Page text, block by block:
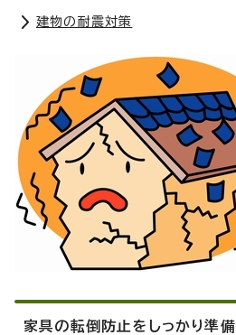
建物の耐震対策
家具の転倒防止をしっかり準備